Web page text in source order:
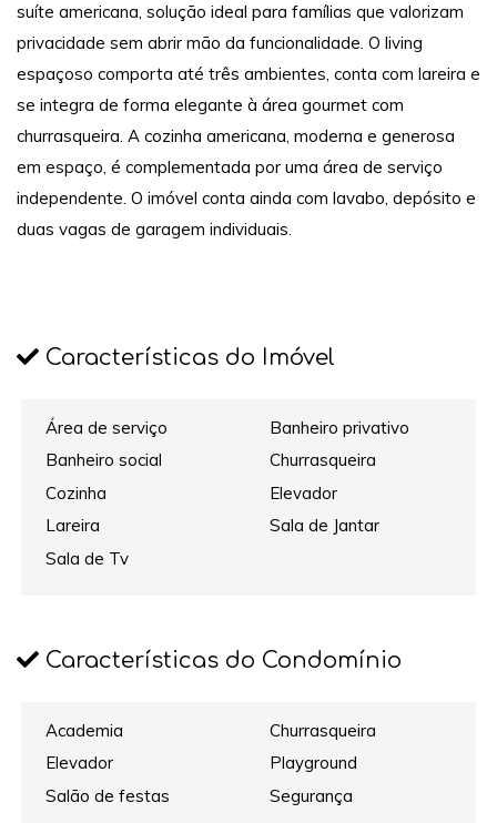
suíte americana, solução ideal para famílias que valorizam
privacidade sem abrir mão da funcionalidade. O living
espaçoso comporta até três ambientes, conta com lareira e
se integra de forma elegante à área gourmet com
churrasqueira. A cozinha americana, moderna e generosa
em espaço, é complementada por uma área de serviço
independente. O imóvel conta ainda com lavabo, depósito e
duas vagas de garagem individuais.
Características do Imóvel
Área de serviço
Banheiro privativo
Banheiro social
Churrasqueira
Cozinha
Elevador
Lareira
Sala de Jantar
Sala de Tv
Características do Condomínio
Academia
Churrasqueira
Elevador
Playground
Salão de festas
Segurança